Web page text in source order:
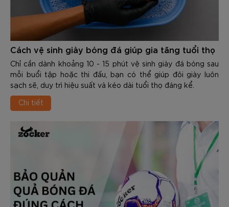
Cách vệ sinh giày bóng đá giúp gia tăng tuổi thọ
Chỉ cần dành khoảng 10 - 15 phút vệ sinh giày đá bóng sau
mỗi buổi tập hoặc thi đấu, bạn có thể giúp đôi giày luôn
sạch sẽ, duy trì hiệu suất và kéo dài tuổi thọ đáng kể.
Chi tiết